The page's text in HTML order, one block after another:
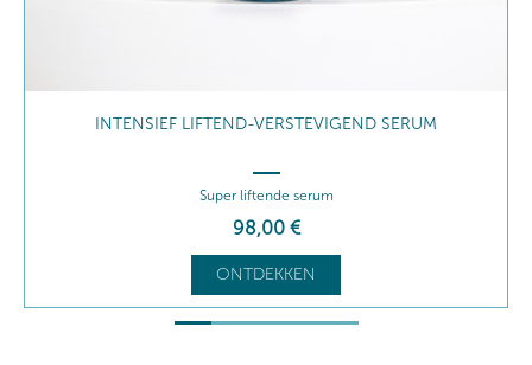
LIFTENDE & VERSTEVIGEND CRÈME
Liftende, hydraterende verzorging
85,50 €
ONTDEKKEN